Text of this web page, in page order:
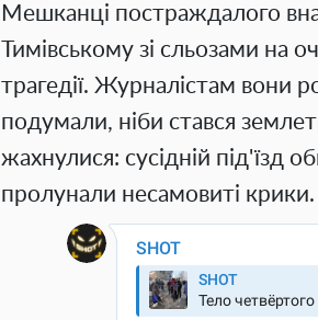
Мешканці постраждалого
Тимівському зі сльозами на
трагедії. Журналістам вони
подумали, ніби стався
жахнулися: сусідній під'їзд
пролунали несамовиті крики.